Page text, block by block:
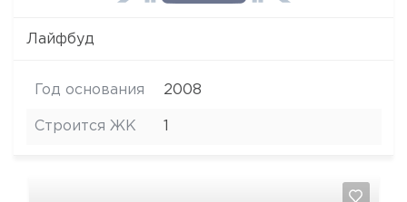
Лайфбуд
Год основания 2008
Строится ЖК